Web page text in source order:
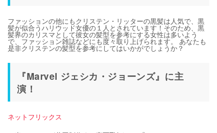
ファッションの他にもクリステン・リッターの黒髪は人気で、黒
髪が似合うハリウッド女優の１人とされています！そのため、黒
髪界のカリスマとして彼女の髪型を参考にする女性は多いよう
で、ファッション雑誌などにも度々取り上げられます。 あなたも
是非クリステンの髪型を参考にしてはいかがでしょうか？
『Marvel ジェシカ・ジョーンズ』に主
演！
ネットフリックス